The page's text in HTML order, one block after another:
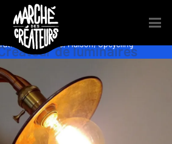
de luminaires
,Luminaire,Maison,Upcycling